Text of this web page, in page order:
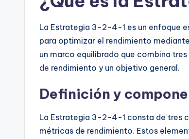
La Estrategia 3-2-4-1 es un enfoque
para optimizar el rendimiento
un marco equilibrado que combina
de rendimiento y un objetivo general.
Definición y
La Estrategia 3-2-4-1 consta de tres
métricas de rendimiento. Estos